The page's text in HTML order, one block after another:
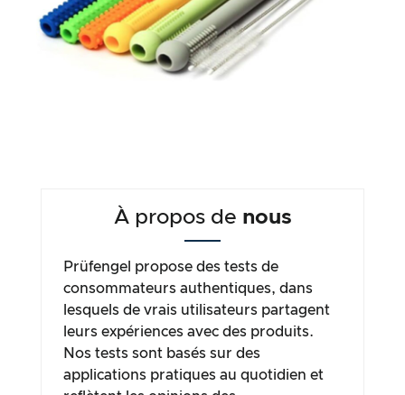
À propos de nous
Prüfengel propose des tests de
consommateurs authentiques, dans
lesquels de vrais utilisateurs partagent
leurs expériences avec des produits.
Nos tests sont basés sur des
applications pratiques au quotidien et